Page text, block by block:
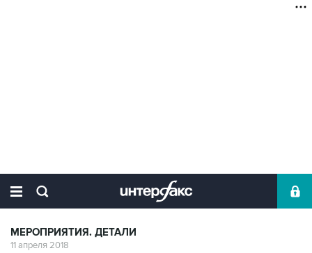
МЕРОПРИЯТИЯ. ДЕТАЛИ
11 апреля 2018